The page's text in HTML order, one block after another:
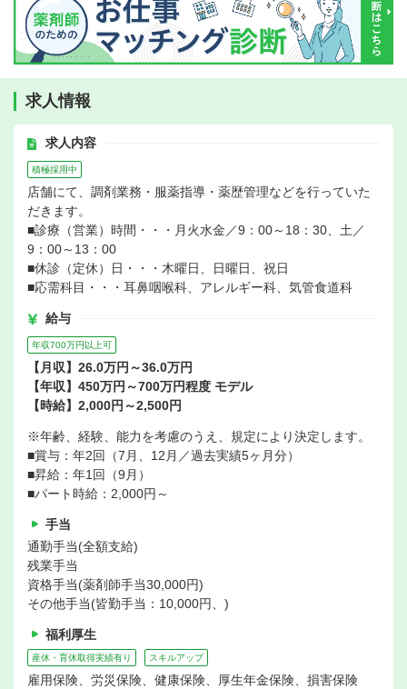
求人情報
求人内容
積極採用中
店舗にて、調剤業務・服薬指導・薬歴管理などを行っていた
だきます。
■診療（営業）時間・・・月火水金／9：00～18：30、土／
9：00～13：00
■休診（定休）日・・・木曜日、日曜日、祝日
■応需科目・・・耳鼻咽喉科、アレルギー科、気管食道科
給与
年収700万円以上可
【月収】26.0万円～36.0万円
【年収】450万円～700万円程度 モデル
【時給】2,000円～2,500円
※年齢、経験、能力を考慮のうえ、規定により決定します。
■賞与：年2回（7月、12月／過去実績5ヶ月分）
■昇給：年1回（9月）
■パート時給：2,000円～
手当
通勤手当(全額支給)
残業手当
資格手当(薬剤師手当30,000円)
その他手当(皆勤手当：10,000円、)
福利厚生
産休・育休取得実績有り スキルアップ
雇用保険、労災保険、健康保険、厚生年金保険、損害保険